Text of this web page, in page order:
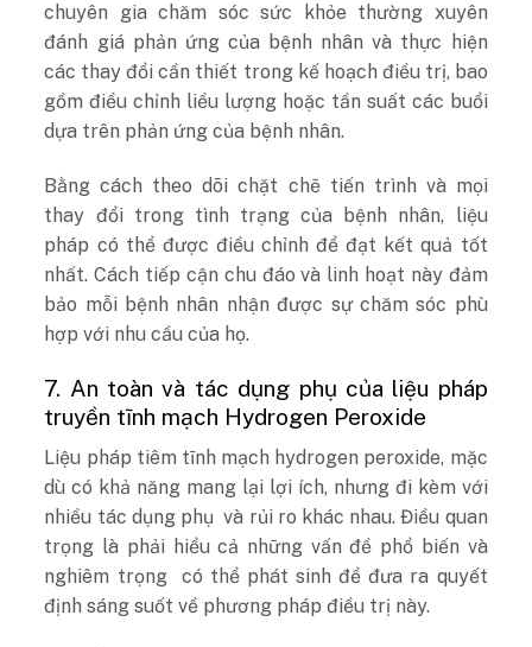
chuyên gia chăm sóc sức khỏe thường xuyên
đánh giá phản ứng của bệnh nhân và thực hiện
các thay đổi cần thiết trong kế hoạch điều trị, bao
gồm điều chỉnh liều lượng hoặc tần suất các buổi
dựa trên phản ứng của bệnh nhân.
Bằng cách theo dõi chặt chẽ tiến trình và mọi
thay đổi trong tình trạng của bệnh nhân, liệu
pháp có thể được điều chỉnh để đạt kết quả tốt
nhất. Cách tiếp cận chu đáo và linh hoạt này đảm
bảo mỗi bệnh nhân nhận được sự chăm sóc phù
hợp với nhu cầu của họ.
7. An toàn và tác dụng phụ của liệu pháp
truyền tĩnh mạch Hydrogen Peroxide
Liệu pháp tiêm tĩnh mạch hydrogen peroxide, mặc
dù có khả năng mang lại lợi ích, nhưng đi kèm với
nhiều tác dụng phụ và rủi ro khác nhau. Điều quan
trọng là phải hiểu cả những vấn đề phổ biến và
nghiêm trọng có thể phát sinh để đưa ra quyết
định sáng suốt về phương pháp điều trị này.